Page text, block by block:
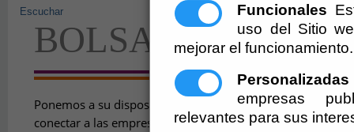
Funcionales
uso del Sitio
mejorar el funcionamiento.
Personalizadas
empresas
relevantes para sus
Escuchar
BOLSA DE
Ponemos a su disposición un espacio de intercambio de
conectar a las empresas con los trabajadores de su sector.